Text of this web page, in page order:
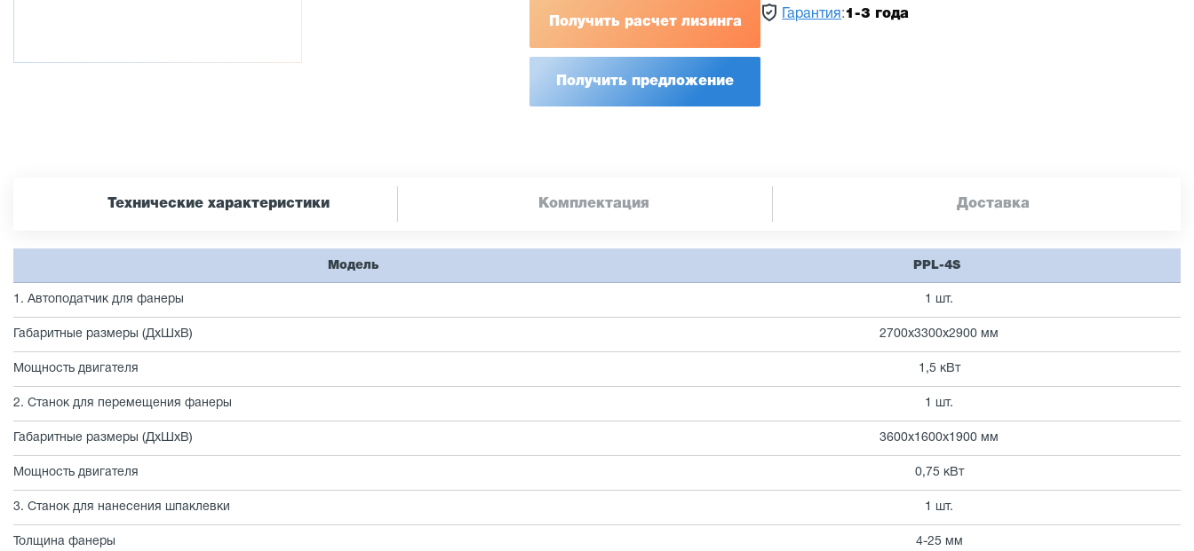
Получить расчет лизинга
Получить предложение
Гарантия :1-3 года
Технические характеристики Комплектация Доставка
Модель PPL-4S
1. Автоподатчик для фанеры 1 шт.
Габаритные размеры (ДхШхВ) 2700х3300х2900 мм
Мощность двигателя 1,5 кВт
2. Станок для перемещения фанеры 1 шт.
Габаритные размеры (ДхШхВ) 3600х1600х1900 мм
Мощность двигателя 0,75 кВт
3. Станок для нанесения шпаклевки 1 шт.
Толщина фанеры 4-25 мм